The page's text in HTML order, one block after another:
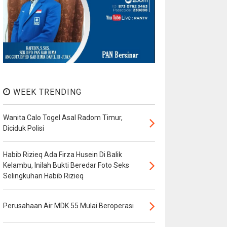
WEEK TRENDING
Wanita Calo Togel Asal Radom Timur,
Diciduk Polisi
Habib Rizieq Ada Firza Husein Di Balik
Kelambu, Inilah Bukti Beredar Foto Seks
Selingkuhan Habib Rizieq
Perusahaan Air MDK 55 Mulai Beroperasi